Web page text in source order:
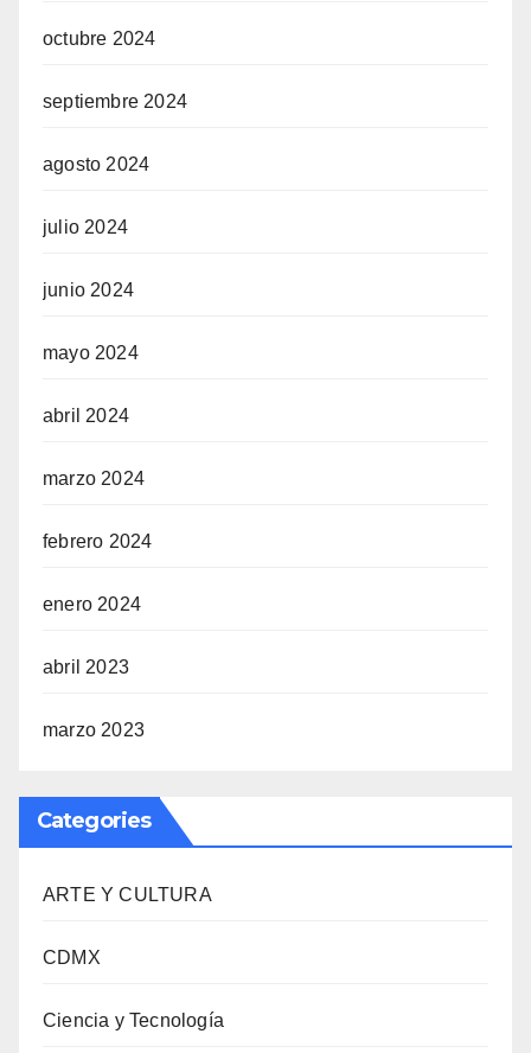
octubre 2024
septiembre 2024
agosto 2024
julio 2024
junio 2024
mayo 2024
abril 2024
marzo 2024
febrero 2024
enero 2024
abril 2023
marzo 2023
Categories
ARTE Y CULTURA
CDMX
Ciencia y Tecnología